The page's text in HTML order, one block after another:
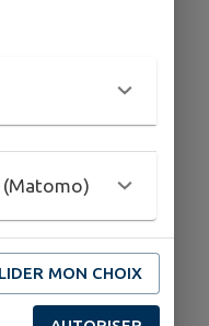
(Matomo)
MON CHOIX